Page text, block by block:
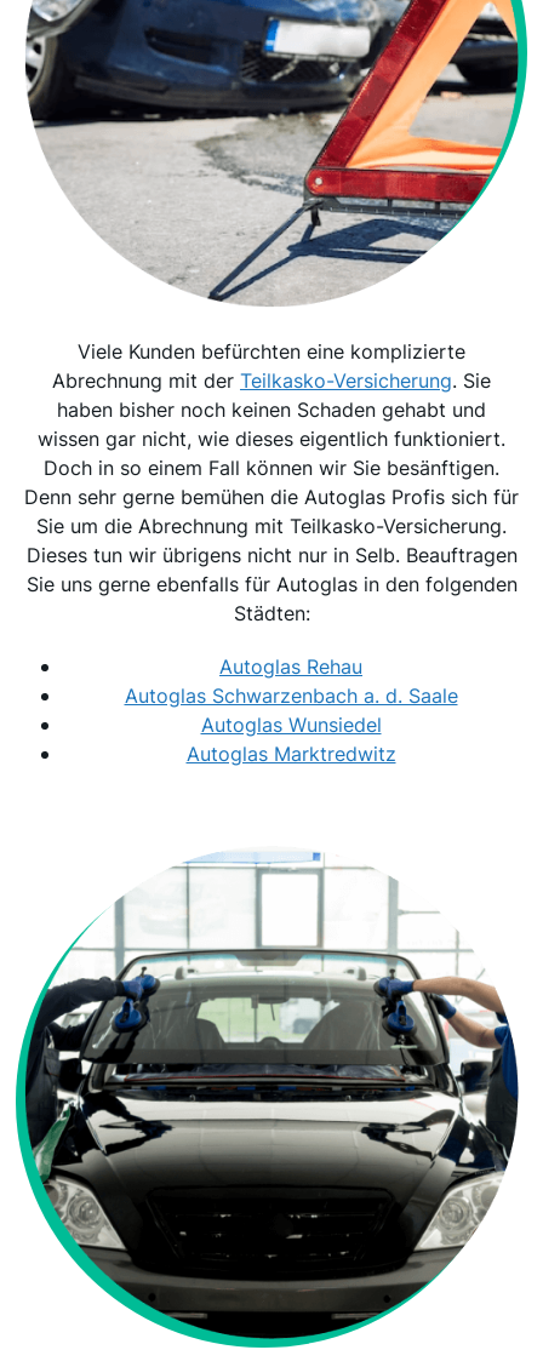
Viele Kunden befürchten eine komplizierte
Abrechnung mit der Teilkasko-Versicherung. Sie
haben bisher noch keinen Schaden gehabt und
wissen gar nicht, wie dieses eigentlich funktioniert.
Doch in so einem Fall können wir Sie besänftigen.
Denn sehr gerne bemühen die Autoglas Profis sich für
Sie um die Abrechnung mit Teilkasko-Versicherung.
Dieses tun wir übrigens nicht nur in Selb. Beauftragen
Sie uns gerne ebenfalls für Autoglas in den folgenden
Städten:
Autoglas Rehau
Autoglas Schwarzenbach a. d. Saale
Autoglas Wunsiedel
Autoglas Marktredwitz